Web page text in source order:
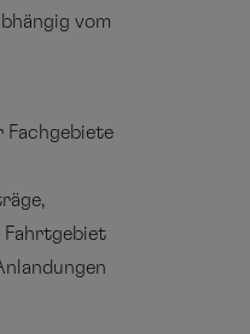
vom
Fachgebiete
Fahrtgebiet